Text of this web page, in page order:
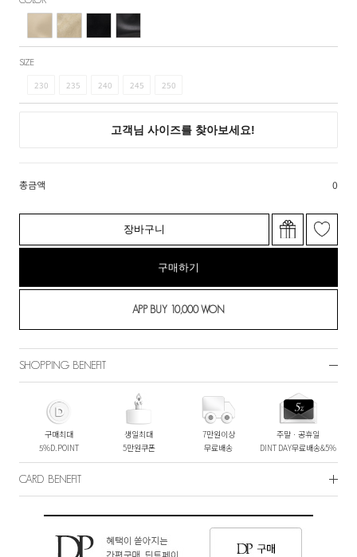
SIZE
230 235 240 245 250
총금액 0
장바구니
구매하기
SHOPPING BENEFIT
구매최대
5%D.POINT
생일최대
5만원쿠폰
7만원이상
무료배송
주말ㆍ공휴일
DINT DAY무료배송&5%
CARD BENEFIT